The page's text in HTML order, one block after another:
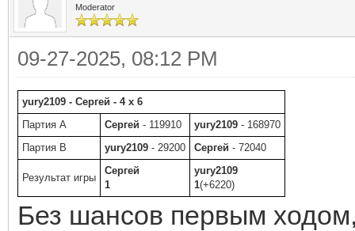
Moderator
09-27-2025, 08:12 PM
yury2109 - Сергей - 4 x 6
Партия A
Сергей - 119910 yury2109 - 168970
Партия B
yury2109 - 29200 Сергей - 72040
Результат игры
Сергей
1
yury2109
1(+6220)
Без шансов первым